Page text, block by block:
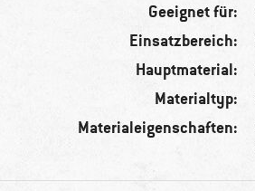
Geeignet für:
Einsatzbereich:
Hauptmaterial:
Materialtyp:
Materialeigenschaften: